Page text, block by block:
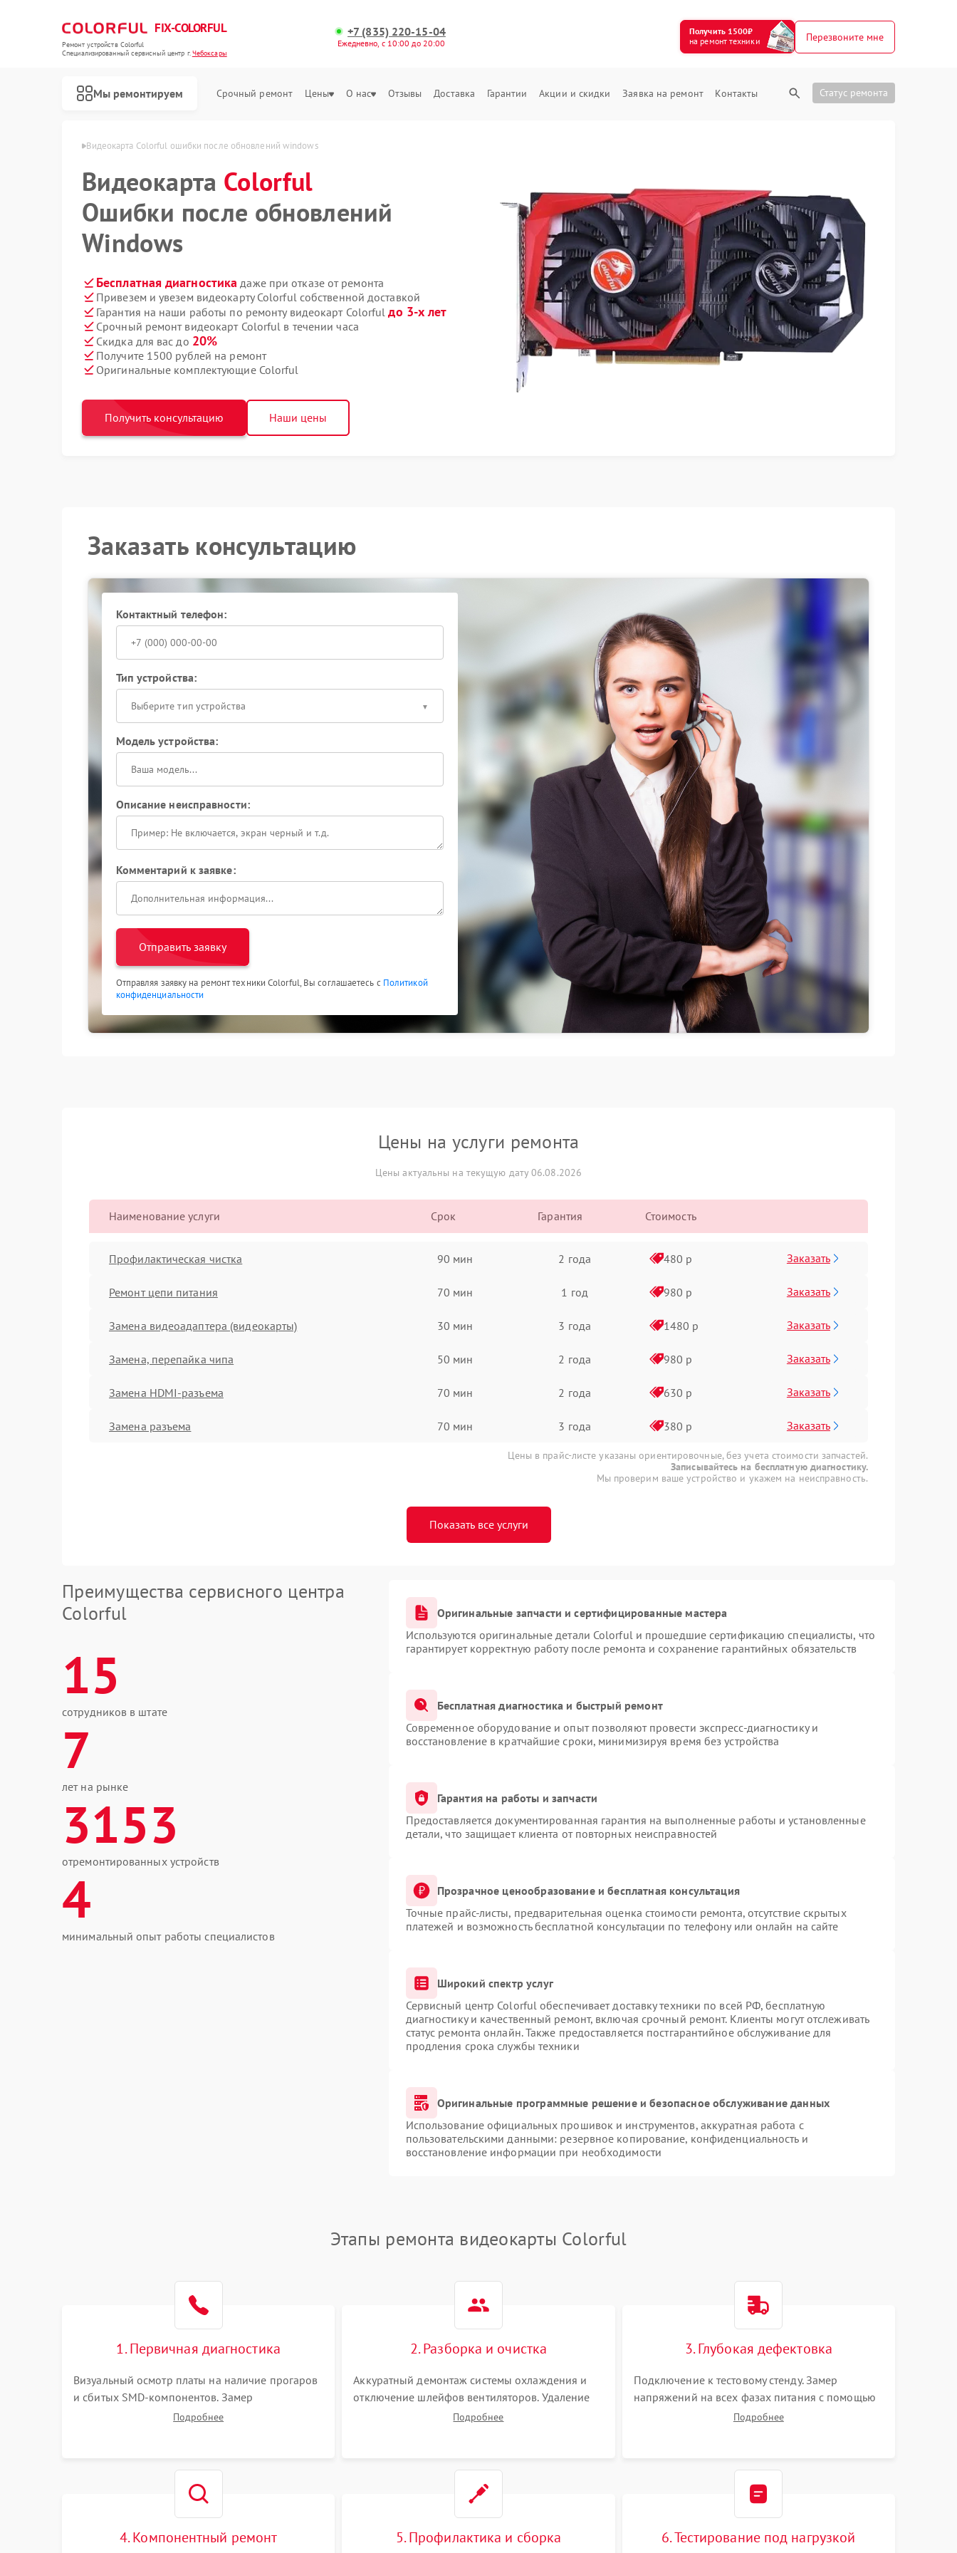
FIX-COLORFUL
Ремонт устройств Colorful
Специализированный cервисный центр г.Чебоксары
+7 (835) 220-15-04
Ежедневно, с 10:00 до 20:00
Получить 1500₽
на ремонт техники
Перезвоните мне
Мы ремонтируем Срочный ремонт Цены О нас Отзывы Доставка Гарантии Акции и скидки Заявка на ремонт Контакты Статус ремонта
Видеокарта Colorful ошибки после обновлений windows
Видеокарта Colorful
Ошибки после обновлений
Windows
Бесплатная диагностика даже при отказе от ремонта
Привезем и увезем видеокарту Colorful собственной доставкой
Гарантия на наши работы по ремонту видеокарт Colorfulдо 3-х лет
Срочный ремонт видеокарт Colorful в течении часа
Скидка для вас до 20%
Получите 1500 рублей на ремонт
Оригинальные комплектующие Colorful
Получить консультацию Наши цены
Заказать консультацию
Контактный телефон:
Тип устройства:
Выберите тип устройства
Модель устройства:
Описание неисправности:
Комментарий к заявке:
Отправить заявку
Отправляя заявку на ремонт техники Colorful, Вы соглашаетесь с Политикой
конфиденциальности
Цены на услуги ремонта
Цены актуальны на текущую дату 06.08.2026
Наименование услуги Срок Гарантия Стоимость
Профилактическая чистка 90 мин 2 года 480 р Заказать
Ремонт цепи питания 70 мин 1 год 980 р Заказать
Замена видеоадаптера (видеокарты) 30 мин 3 года 1480 р Заказать
Замена, перепайка чипа 50 мин 2 года 980 р Заказать
Замена HDMI-разъема 70 мин 2 года 630 р Заказать
Замена разъема 70 мин 3 года 380 р Заказать
Цены в прайс-листе указаны ориентировочные, без учета стоимости запчастей.
Записывайтесь на бесплатную диагностику.
Мы проверим ваше устройство и укажем на неисправность.
Показать все услуги
Преимущества сервисного центра
Colorful
15
сотрудников в штате
7
лет на рынке
3153
отремонтированных устройств
4
минимальный опыт работы специалистов
Оригинальные запчасти и сертифицированные мастера
Используются оригинальные детали Colorful и прошедшие сертификацию специалисты, что
гарантирует корректную работу после ремонта и сохранение гарантийных обязательств
Бесплатная диагностика и быстрый ремонт
Современное оборудование и опыт позволяют провести экспресс-диагностику и
восстановление в кратчайшие сроки, минимизируя время без устройства
Гарантия на работы и запчасти
Предоставляется документированная гарантия на выполненные работы и установленные
детали, что защищает клиента от повторных неисправностей
Прозрачное ценообразование и бесплатная консультация
Точные прайс-листы, предварительная оценка стоимости ремонта, отсутствие скрытых
платежей и возможность бесплатной консультации по телефону или онлайн на сайте
Широкий спектр услуг
Сервисный центр Colorful обеспечивает доставку техники по всей РФ, бесплатную
диагностику и качественный ремонт, включая срочный ремонт. Клиенты могут отслеживать
статус ремонта онлайн. Также предоставляется постгарантийное обслуживание для
продления срока службы техники
Оригинальные программные решение и безопасное обслуживание данных
Использование официальных прошивок и инструментов, аккуратная работа с
пользовательскими данными: резервное копирование, конфиденциальность и
восстановление информации при необходимости
Этапы ремонта видеокарты Colorful
1. Первичная диагностика
Визуальный осмотр платы на наличие прогаров
и сбитых SMD-компонентов. Замер
сопротивлений на линиях питания PCI-E и
Подробнее
2. Разборка и очистка
Аккуратный демонтаж системы охлаждения и
отключение шлейфов вентиляторов. Удаление
старой термопасты с кристалла графического
Подробнее
3. Глубокая дефектовка
Подключение к тестовому стенду. Замер
напряжений на всех фазах питания с помощью
осциллографа. Проверка инициализации.
Подробнее
4. Компонентный ремонт 5. Профилактика и сборка 6. Тестирование под нагрузкой